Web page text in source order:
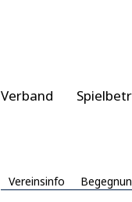
Verband
Vereinsinfo